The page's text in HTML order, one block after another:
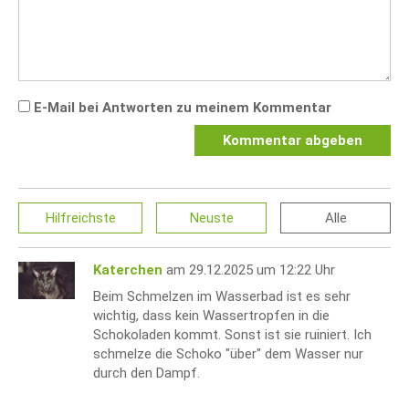
E-Mail bei Antworten zu meinem Kommentar
Kommentar abgeben
Hilfreichste Neuste Alle
Katerchen am 29.12.2025 um 12:22 Uhr
Beim Schmelzen im Wasserbad ist es sehr
wichtig, dass kein Wassertropfen in die
Schokoladen kommt. Sonst ist sie ruiniert. Ich
schmelze die Schoko "über" dem Wasser nur
durch den Dampf.